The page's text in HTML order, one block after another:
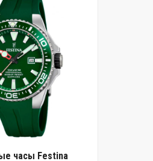
часы Festina